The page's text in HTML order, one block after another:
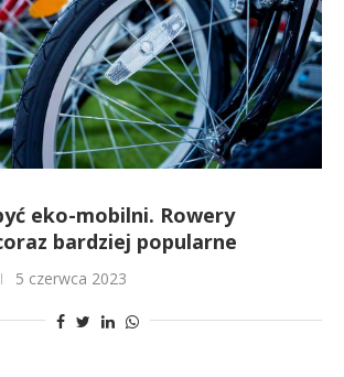
eko-mobilni. Rowery
bardziej popularne
5 czerwca 2023